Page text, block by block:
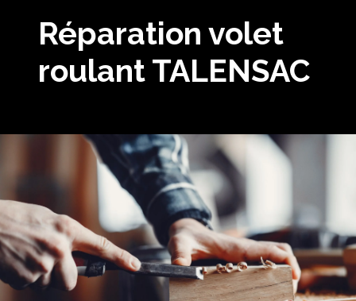
Réparation volet
roulant TALENSAC